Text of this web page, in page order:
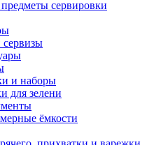
сервировки
и наборы
для зелени
ёмкости